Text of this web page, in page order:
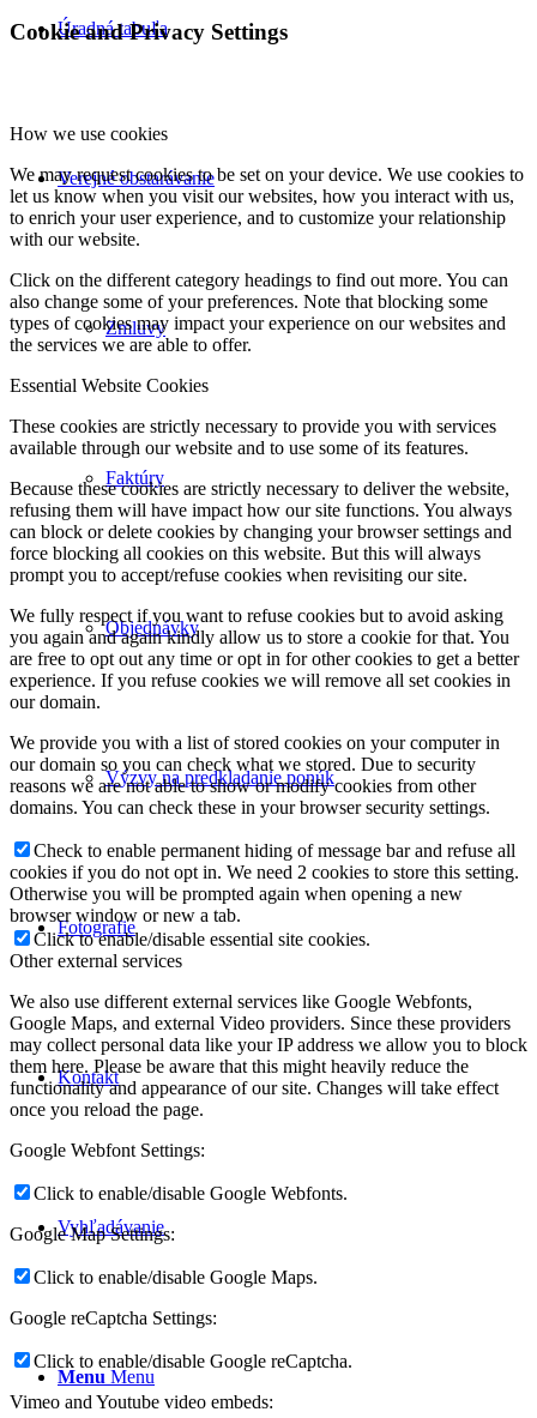
Úradná tabuľa
Verejné obstarávanie
Zmluvy
Faktúry
Objednávky
Výzvy na predkladanie ponúk
Fotografie
Kontakt
Vyhľadávanie
Menu Menu
Cookie and Privacy Settings
How we use cookies
We may request cookies to be set on your device. We use cookies to
let us know when you visit our websites, how you interact with us,
to enrich your user experience, and to customize your relationship
with our website.
Click on the different category headings to find out more. You can
also change some of your preferences. Note that blocking some
types of cookies may impact your experience on our websites and
the services we are able to offer.
Essential Website Cookies
These cookies are strictly necessary to provide you with services
available through our website and to use some of its features.
Because these cookies are strictly necessary to deliver the website,
refusing them will have impact how our site functions. You always
can block or delete cookies by changing your browser settings and
force blocking all cookies on this website. But this will always
prompt you to accept/refuse cookies when revisiting our site.
We fully respect if you want to refuse cookies but to avoid asking
you again and again kindly allow us to store a cookie for that. You
are free to opt out any time or opt in for other cookies to get a better
experience. If you refuse cookies we will remove all set cookies in
our domain.
We provide you with a list of stored cookies on your computer in
our domain so you can check what we stored. Due to security
reasons we are not able to show or modify cookies from other
domains. You can check these in your browser security settings.
Check to enable permanent hiding of message bar and refuse all
cookies if you do not opt in. We need 2 cookies to store this setting.
Otherwise you will be prompted again when opening a new
browser window or new a tab.
Click to enable/disable essential site cookies.
Other external services
We also use different external services like Google Webfonts,
Google Maps, and external Video providers. Since these providers
may collect personal data like your IP address we allow you to block
them here. Please be aware that this might heavily reduce the
functionality and appearance of our site. Changes will take effect
once you reload the page.
Google Webfont Settings:
Click to enable/disable Google Webfonts.
Google Map Settings:
Click to enable/disable Google Maps.
Google reCaptcha Settings:
Click to enable/disable Google reCaptcha.
Vimeo and Youtube video embeds: